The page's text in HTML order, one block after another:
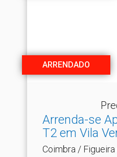
ARRENDADO
Arrenda-se
T2 em Vila
Coimbra /